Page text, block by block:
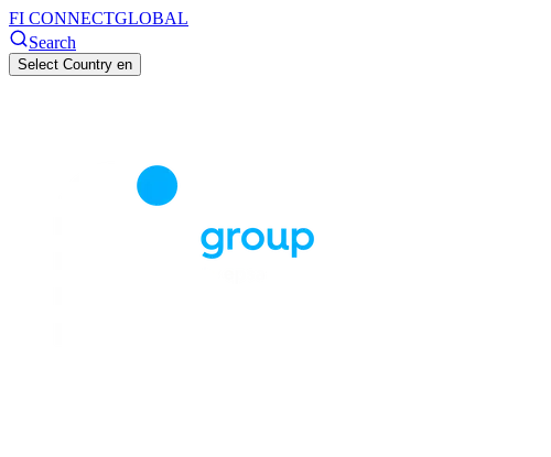
FI CONNECTGLOBAL
Search
Select Country en